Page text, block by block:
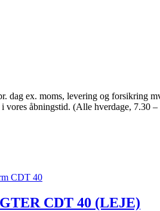
ex. moms, levering og forsikring
vores åbningstid. (Alle hverdage, 7.30 –
CDT 40 (LEJE)